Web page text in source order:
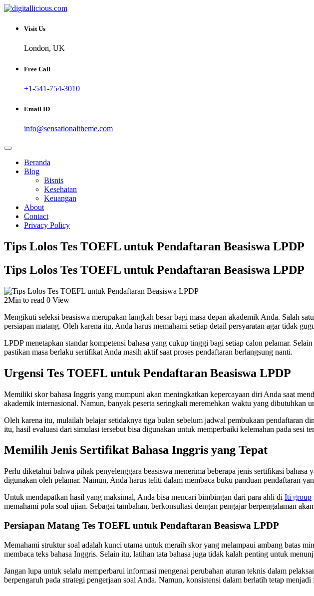
Skip
content
digitallicious.com
Sharing Digital Information
Visit Us
London, UK
Free Call
+1-541-754-3010
Email ID
info@sensationaltheme.com
Beranda
Blog
Bisnis
Kesehatan
Keuangan
About
Contact
Privacy Policy
Tips Lolos Tes TOEFL untuk Pendaftaran Beasiswa LPDP
Tips Lolos Tes TOEFL untuk Pendaftaran Beasiswa LPDP
2Min to read 0 View
Mengikuti seleksi beasiswa merupakan langkah besar bagi masa depan akademik Anda. Salah
persiapan matang. Oleh karena itu, Anda harus memahami setiap detail persyaratan agar tidak
LPDP menetapkan standar kompetensi bahasa yang cukup tinggi bagi setiap calon pelamar.
pastikan masa berlaku sertifikat Anda masih aktif saat proses pendaftaran berlangsung nanti.
Urgensi Tes TOEFL untuk Pendaftaran Beasiswa LPDP
Memiliki skor bahasa Inggris yang mumpuni akan meningkatkan kepercayaan diri Anda saat
akademik internasional. Namun, banyak peserta seringkali meremehkan waktu yang dibutuhkan
Oleh karena itu, mulailah belajar setidaknya tiga bulan sebelum jadwal pembukaan
itu, hasil evaluasi dari simulasi tersebut bisa digunakan untuk memperbaiki kelemahan pada sesi
Memilih Jenis Sertifikat Bahasa Inggris yang Tepat
Perlu diketahui bahwa pihak penyelenggara beasiswa menerima beberapa jenis sertifikasi
digunakan oleh pelamar. Namun, Anda harus teliti dalam membaca buku panduan pendaftaran
Untuk mendapatkan hasil yang maksimal, Anda bisa mencari bimbingan dari para ahli di Iti group
memahami pola soal ujian. Sebagai tambahan, berkonsultasi dengan pengajar berpengalaman
Persiapan Matang Tes TOEFL untuk Pendaftaran Beasiswa LPDP
Memahami struktur soal adalah kunci utama untuk meraih skor yang melampaui ambang batas
membaca teks bahasa Inggris. Selain itu, latihan tata bahasa juga tidak kalah penting untuk
Jangan lupa untuk selalu memperbarui informasi mengenai perubahan aturan teknis dalam
berpengaruh pada strategi pengerjaan soal Anda. Namun, konsistensi dalam berlatih tetap